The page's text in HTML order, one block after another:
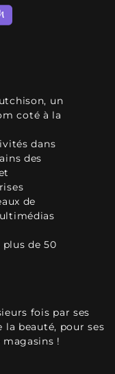
un
coté à la
dans
des
de
de 50
fois par ses
la beauté, pour ses
magasins !